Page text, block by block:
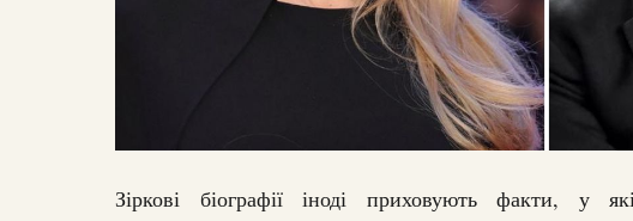
Зіркові біографії іноді приховують факти, у